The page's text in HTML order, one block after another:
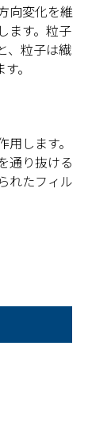
向変化を維
ます。粒子
、粒子は繊
。
します。
通り抜ける
れたフィル